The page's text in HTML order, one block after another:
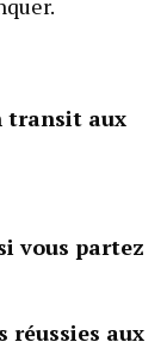
transit aux
vous partez
réussies aux